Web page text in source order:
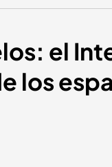
el
los